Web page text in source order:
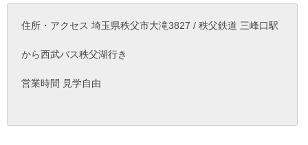
住所・アクセス 埼玉県秩父市大滝3827 / 秩父鉄道 三峰口駅
から西武バス秩父湖行き
営業時間 見学自由